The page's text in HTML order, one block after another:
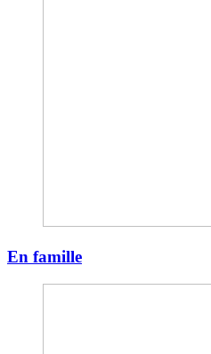
En famille